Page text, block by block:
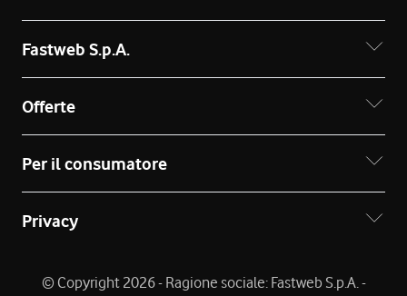
Fastweb S.p.A.
Offerte
Per il consumatore
Privacy
© Copyright 2026 - Ragione sociale: Fastweb S.p.A. -